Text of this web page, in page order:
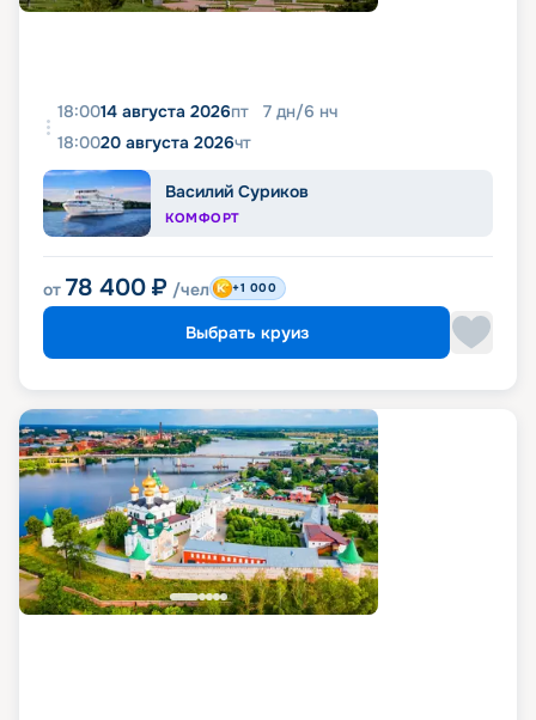
18:0014 августа 2026пт 7 дн/6 нч
18:0020 августа 2026чт
Василий Суриков
КОМФОРТ
от 78 400 ₽ /чел +1 000
Выбрать круиз